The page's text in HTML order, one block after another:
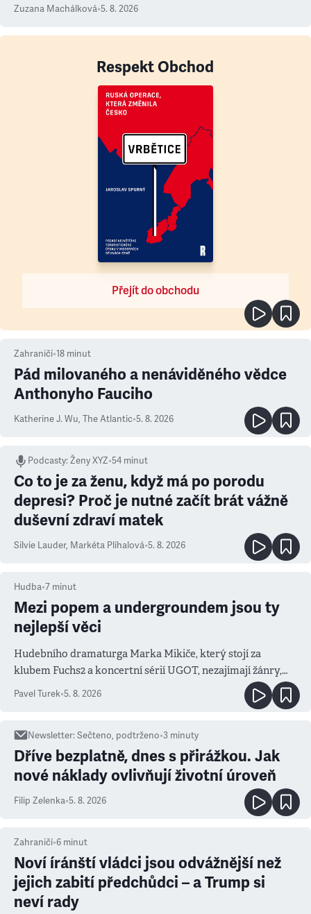
Zuzana Machálková•5. 8. 2026
Respekt Obchod
Přejít do obchodu
Zahraničí•18 minut
Pád milovaného a nenáviděného vědce
Anthonyho Fauciho
Katherine J. Wu, The Atlantic•5. 8. 2026
Podcasty:Ženy XYZ•54 minut
Co to je za ženu, když má po porodu
depresi? Proč je nutné začít brát vážně
duševní zdraví matek
Silvie Lauder, Markéta Plíhalová•5. 8. 2026
Hudba•7 minut
Mezi popem a undergroundem jsou ty
nejlepší věci
Hudebního dramaturga Marka Mikiče, který stojí za
klubem Fuchs2 a koncertní sérií UGOT, nezajímají žánry,
ale atmosféra
Pavel Turek•5. 8. 2026
Newsletter:Sečteno, podtrženo•3 minuty
Dříve bezplatně, dnes s přirážkou. Jak
nové náklady ovlivňují životní úroveň
Filip Zelenka•5. 8. 2026
Zahraničí•6 minut
Noví íránští vládci jsou odvážnější než
jejich zabití předchůdci – a Trump si
neví rady